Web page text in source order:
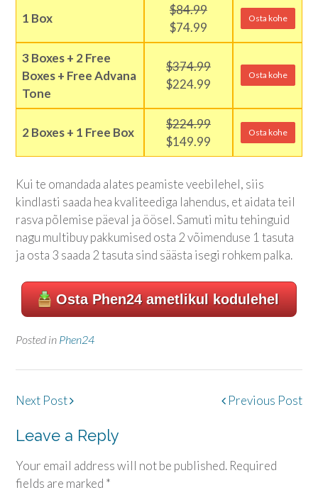
1 Box
$84.99
$74.99
Osta kohe
3 Boxes + 2 Free
Boxes + Free Advana
Tone
$374.99
$224.99
Osta kohe
2 Boxes + 1 Free Box
$224.99
$149.99
Osta kohe
Kui te omandada alates peamiste veebilehel, siis
kindlasti saada hea kvaliteediga lahendus, et aidata teil
rasva põlemise päeval ja öösel. Samuti mitu tehinguid
nagu multibuy pakkumised osta 2 võimenduse 1 tasuta
ja osta 3 saada 2 tasuta sind säästa isegi rohkem palka.
Osta Phen24 ametlikul kodulehel
Posted in Phen24
Post
Previous Post
Next Post
Leave a Reply
Your email address will not be published. Required
fields are marked *